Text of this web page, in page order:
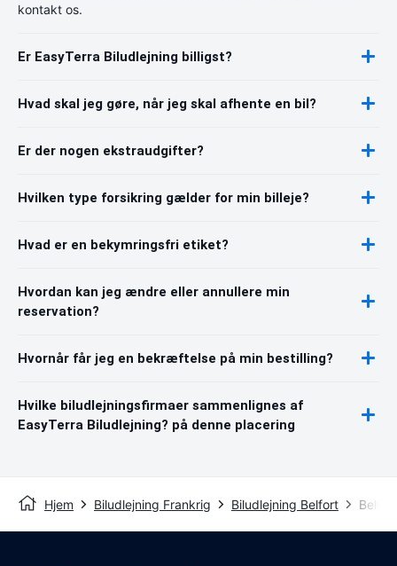
kontakt os.
Er EasyTerra Biludlejning billigst?
Hvad skal jeg gøre, når jeg skal afhente en bil?
Er der nogen ekstraudgifter?
Hvilken type forsikring gælder for min billeje?
Hvad er en bekymringsfri etiket?
Hvordan kan jeg ændre eller annullere min
reservation?
Hvornår får jeg en bekræftelse på min bestilling?
Hvilke biludlejningsfirmaer sammenlignes af
EasyTerra Biludlejning? på denne placering
Hjem Biludlejning Frankrig Biludlejning Belfort